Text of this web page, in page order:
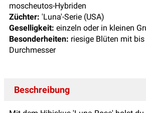
moscheutos-Hybriden
Züchter: 'Luna'-Serie (USA)
Geselligkeit: einzeln oder in kleinen
Besonderheiten: riesige Blüten mit
Durchmesser
Beschreibung